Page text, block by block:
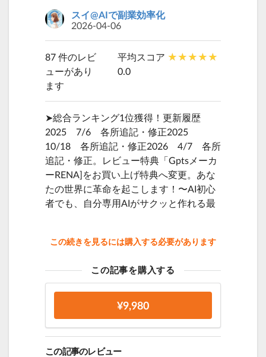
スイ@AIで副業効率化
2026-04-06
87 件のレビ
ューがあり
ます
平均スコア
0.0
➤総合ランキング1位獲得！更新履歴
2025 7/6 各所追記・修正2025
10/18 各所追記・修正2026 4/7 各所
追記・修正。レビュー特典「Gptsメーカ
ーRENA]をお買い上げ特典へ変更。あな
たの世界に革命を起こします！〜AI初心
者でも、自分専用AIがサクッと作れる最
この続きを見るには購入する必要があります
この記事を購入する
¥9,980
この記事のレビュー